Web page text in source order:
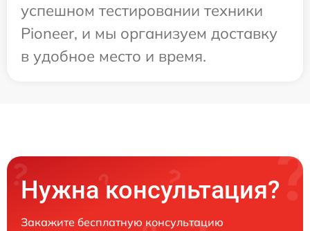
успешном тестировании техники
Pioneer, и мы организуем доставку
в удобное место и время.
Нужна консультация?
Закажите бесплатную консультацию